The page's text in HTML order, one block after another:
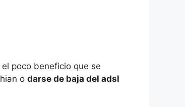
poco beneficio que se
o darse de baja del adsl